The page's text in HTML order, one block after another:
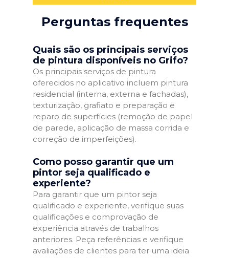
Perguntas frequentes
Quais são os principais serviços
de pintura disponíveis no Grifo?
Os principais serviços de pintura
oferecidos no aplicativo incluem pintura
residencial (interna, externa e fachadas),
texturização, grafiato e preparação e
reparo de superfícies (remoção de papel
de parede, aplicação de massa corrida e
correção de imperfeições).
Como posso garantir que um
pintor seja qualificado e
experiente?
Para garantir que um pintor seja
qualificado e experiente, verifique suas
qualificações e comprovação de
experiência através de trabalhos
anteriores. Peça referências e verifique
avaliações de clientes para ter uma ideia